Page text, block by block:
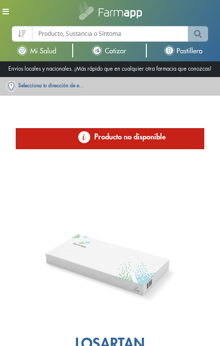
Envíos locales y nacionales. ¡Más rápido que en cualquier otra farmacia que conozcas!
Selecciona tu dirección de entrega
Producto no disponible